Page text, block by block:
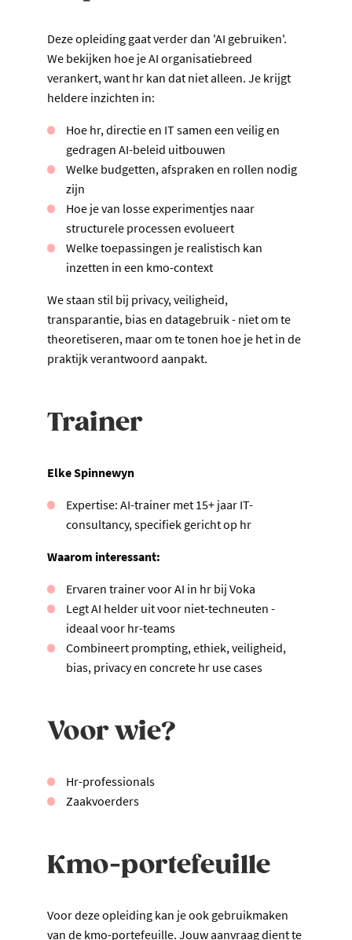
Deze opleiding gaat verder dan 'AI gebruiken'.
We bekijken hoe je AI organisatiebreed
verankert, want hr kan dat niet alleen. Je krijgt
heldere inzichten in:
Hoe hr, directie en IT samen een veilig en
gedragen AI-beleid uitbouwen
Welke budgetten, afspraken en rollen nodig
zijn
Hoe je van losse experimentjes naar
structurele processen evolueert
Welke toepassingen je realistisch kan
inzetten in een kmo-context
We staan stil bij privacy, veiligheid,
transparantie, bias en datagebruik - niet om te
theoretiseren, maar om te tonen hoe je het in de
praktijk verantwoord aanpakt.
Trainer
Elke Spinnewyn
Expertise: AI-trainer met 15+ jaar IT-
consultancy, specifiek gericht op hr
Waarom interessant:
Ervaren trainer voor AI in hr bij Voka
Legt AI helder uit voor niet-techneuten -
ideaal voor hr-teams
Combineert prompting, ethiek, veiligheid,
bias, privacy en concrete hr use cases
Voor wie?
Hr-professionals
Zaakvoerders
Kmo-portefeuille
Voor deze opleiding kan je ook gebruikmaken
van de kmo-portefeuille. Jouw aanvraag dient te